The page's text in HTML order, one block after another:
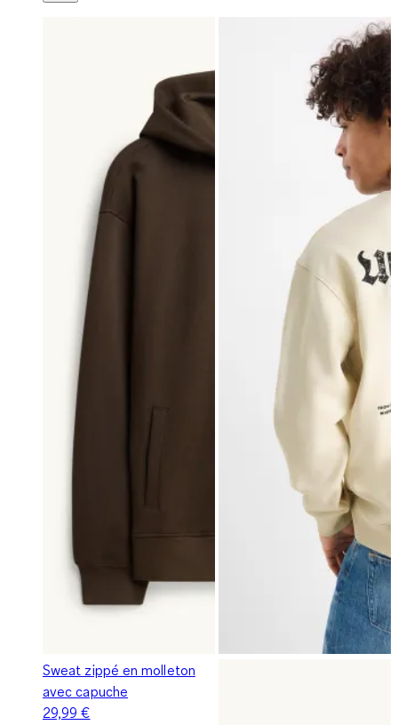
Sweat zippé en molleton
avec capuche
29,99 €